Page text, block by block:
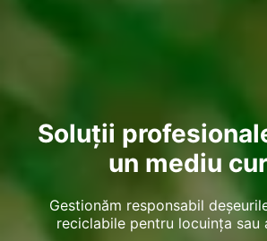
Soluții
un mediu
Gestionăm responsabil
reciclabile pentru locuința sau